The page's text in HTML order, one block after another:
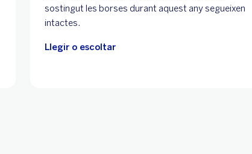
sostingut les borses durant aquest any segueixen
intactes.
Llegir o escoltar